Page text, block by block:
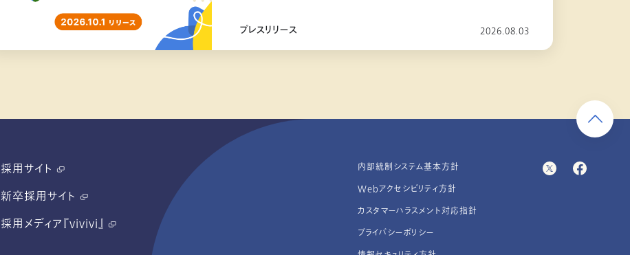
プレスリリース 2026.08.03
採用サイト
新卒採用サイト
採用メディア『vivivi』
内部統制システム基本方針
Webアクセシビリティ方針
カスタマーハラスメント対応指針
プライバシーポリシー